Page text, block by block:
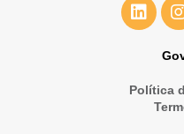
Política